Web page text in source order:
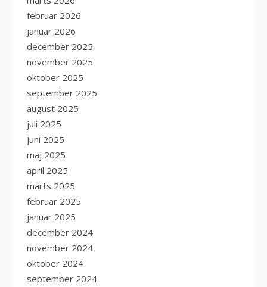
februar 2026
januar 2026
december 2025
november 2025
oktober 2025
september 2025
august 2025
juli 2025
juni 2025
maj 2025
april 2025
marts 2025
februar 2025
januar 2025
december 2024
november 2024
oktober 2024
september 2024